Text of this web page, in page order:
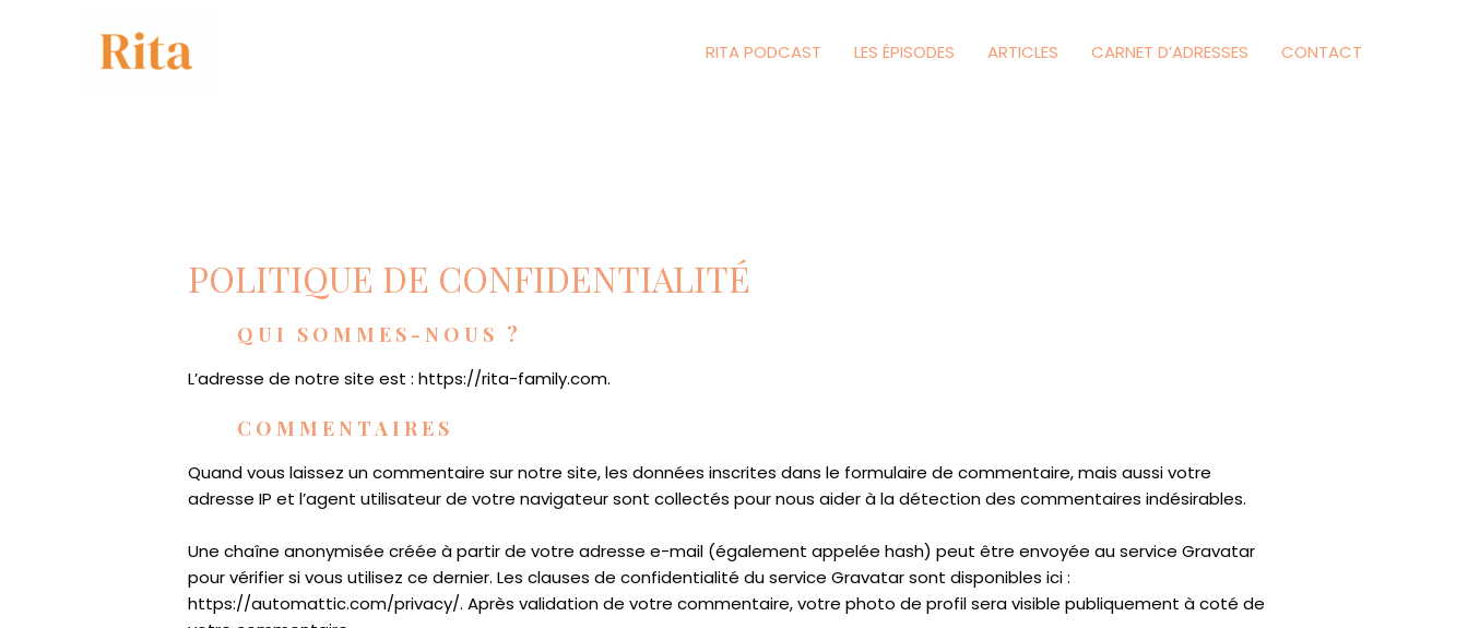
RITA PODCAST LES ÉPISODES ARTICLES CARNET D’ADRESSES CONTACT
POLITIQUE DE CONFIDENTIALITÉ
QUI SOMMES-NOUS ?
L’adresse de notre site est : https://rita-family.com.
COMMENTAIRES
Quand vous laissez un commentaire sur notre site, les données inscrites dans le formulaire de commentaire, mais aussi votre
adresse IP et l’agent utilisateur de votre navigateur sont collectés pour nous aider à la détection des commentaires indésirables.
Une chaîne anonymisée créée à partir de votre adresse e-mail (également appelée hash) peut être envoyée au service Gravatar
pour vérifier si vous utilisez ce dernier. Les clauses de confidentialité du service Gravatar sont disponibles ici :
https://automattic.com/privacy/. Après validation de votre commentaire, votre photo de profil sera visible publiquement à coté de